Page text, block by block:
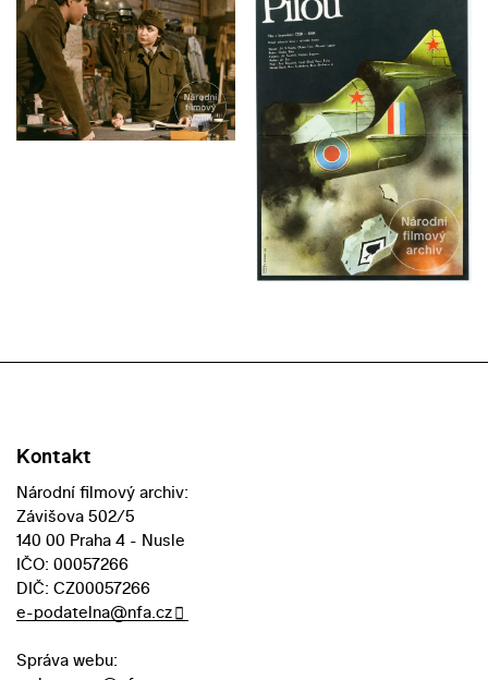
Kontakt
Národní filmový archiv:
Závišova 502/5
140 00 Praha 4 - Nusle
IČO: 00057266
DIČ: CZ00057266
e-podatelna@nfa.cz
Správa webu: